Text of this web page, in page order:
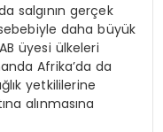
salgının gerçek
daha büyük
üyesi ülkeleri
Afrika’da da
yetkililerine
alınmasına